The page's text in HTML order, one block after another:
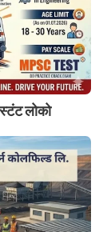
लोको